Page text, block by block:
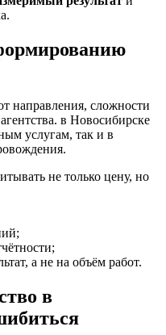
направления, сложности
в Новосибирске
услугам, так и в
не только цену, но
а не на объём работ.
в